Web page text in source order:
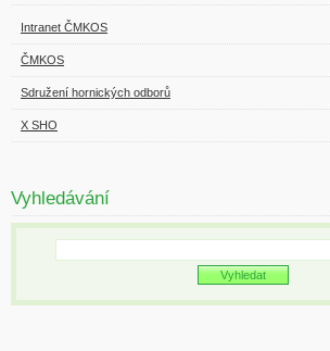
Intranet ČMKOS
ČMKOS
Sdružení hornických odborů
X SHO
Vyhledávání